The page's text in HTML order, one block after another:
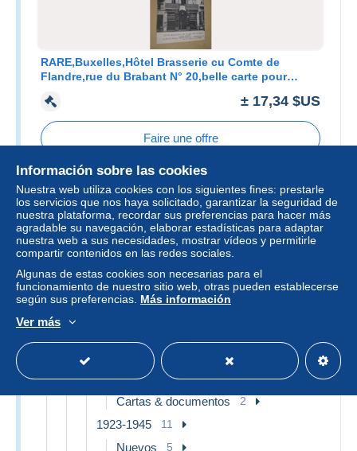
RARE,Buxelles,Hôtel Brasserie cu Comte de
Flandre,rue du Brabant N° 20,belle carte pour
± 17,34 $US
Faire une offre
Il reste 4 jours 23 heures
Sellos
África 15
Congo - Kinshasa
1884-1960 Congo Belga
1894-1923 2
Cartas & documentos 2
1923-1945 11
Nuevos 5
Información sobre las cookies
Nuestra web utiliza cookies con los siguientes fines: prestarle
los servicios que nos haya solicitado, garantizar la seguridad de
nuestra plataforma, recordar sus preferencias para hacer más
agradable su navegación, elaborar estadísticas para adaptar
nuestra web a sus necesidades, mostrar vídeos y permitirle
compartir contenidos en las redes sociales.
Algunas de estas cookies son necesarias para el
funcionamiento de nuestro sitio web, otras pueden establecerse
según sus preferencias. Más información
Ver más